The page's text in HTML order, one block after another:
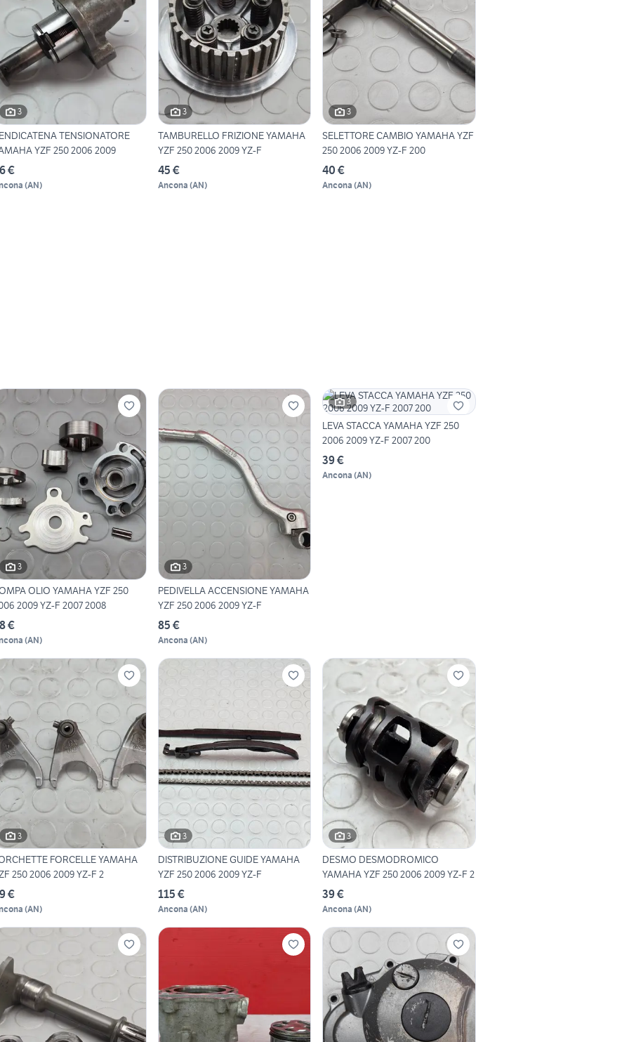
3
TENSIONATORE
YZF 250 2006 2009
€
(AN)
3
TAMBURELLO FRIZIONE YAMAHA
YZF 250 2006 2009 YZ-F
45 €
Ancona (AN)
3
SELETTORE CAMBIO YAMAHA YZF
250 2006 2009 YZ-F 200
40 €
Ancona (AN)
3
OLIO YAMAHA YZF 250
2009 YZ-F 2007 2008
€
(AN)
3
PEDIVELLA ACCENSIONE YAMAHA
YZF 250 2006 2009 YZ-F
85 €
Ancona (AN)
3
LEVA STACCA YAMAHA YZF 250
2006 2009 YZ-F 2007 200
39 €
Ancona (AN)
3
FORCELLE YAMAHA
250 2006 2009 YZ-F 2
€
(AN)
3
DISTRIBUZIONE GUIDE YAMAHA
YZF 250 2006 2009 YZ-F
115 €
Ancona (AN)
3
DESMO DESMODROMICO
YAMAHA YZF 250 2006 2009 YZ-F 2
39 €
Ancona (AN)